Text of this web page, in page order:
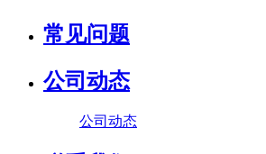
常见问题
公司动态
公司动态